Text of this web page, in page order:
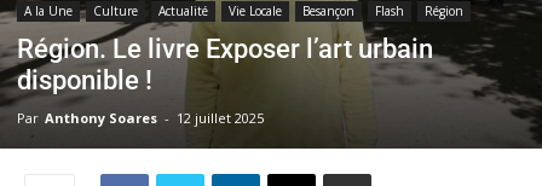
A la Une Culture Actualité Vie Locale Besançon Flash Région
Région. Le livre Exposer l’art urbain
disponible !
Par Anthony Soares - 12 juillet 2025